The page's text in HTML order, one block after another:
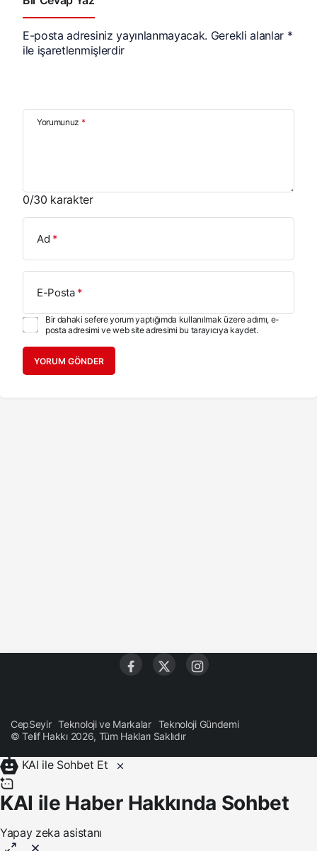
E-posta adresiniz yayınlanmayacak. Gerekli alanlar *
ile işaretlenmişlerdir
Yorumunuz *
0/30 karakter
Ad *
E-Posta*
Bir dahaki sefere yorum yaptığımda kullanılmak üzere adımı, e-
posta adresimi ve web site adresimi bu tarayıcıya kaydet.
YORUM GÖNDER
CepSeyir Teknoloji ve Markalar
Teknoloji Gündemi
© Telif Hakkı 2026, Tüm Hakları Saklıdır
KAI ile Sohbet Et
KAI ile Haber Hakkında Sohbet
Yapay zeka asistanı